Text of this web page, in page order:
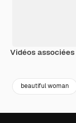
Vidéos associées
beautiful woman